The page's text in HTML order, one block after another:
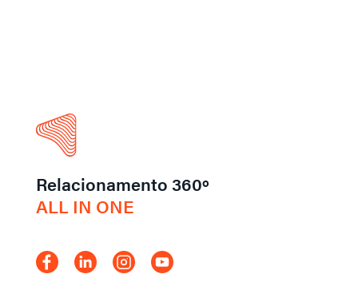
Relacionamento 360º
ALL IN ONE